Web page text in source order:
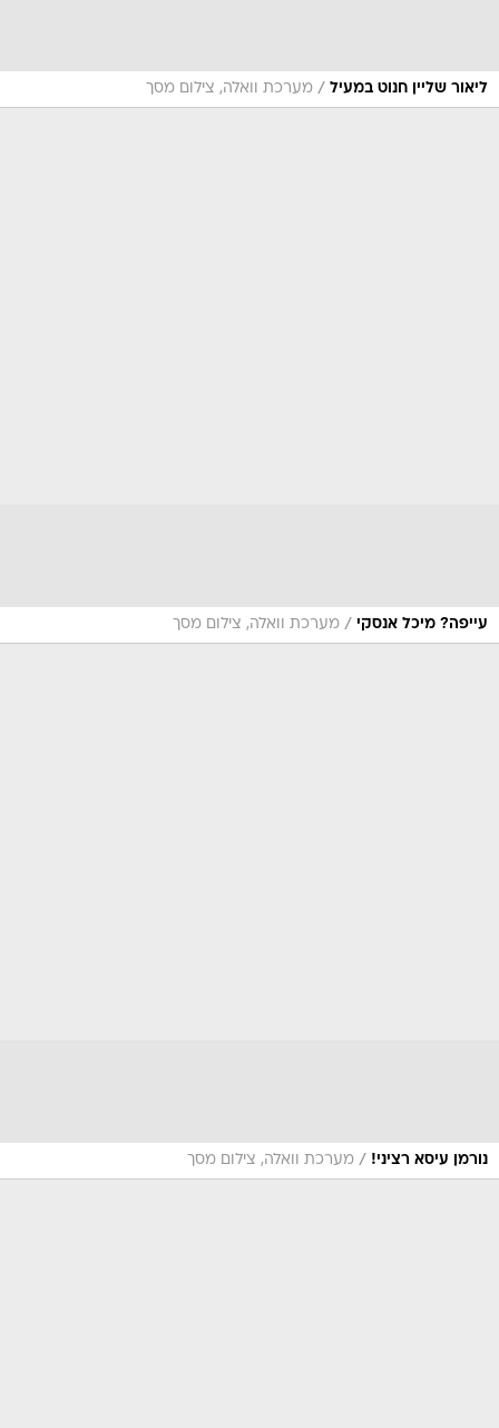
ליאור שליין חנוט במעיל / מערכת וואלה, צילום מסך
עייפה? מיכל אנסקי / מערכת וואלה, צילום מסך
נורמן עיסא רציני! / מערכת וואלה, צילום מסך